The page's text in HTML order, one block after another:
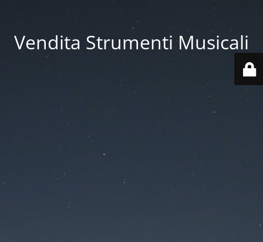
Vendita Strumenti Musicali